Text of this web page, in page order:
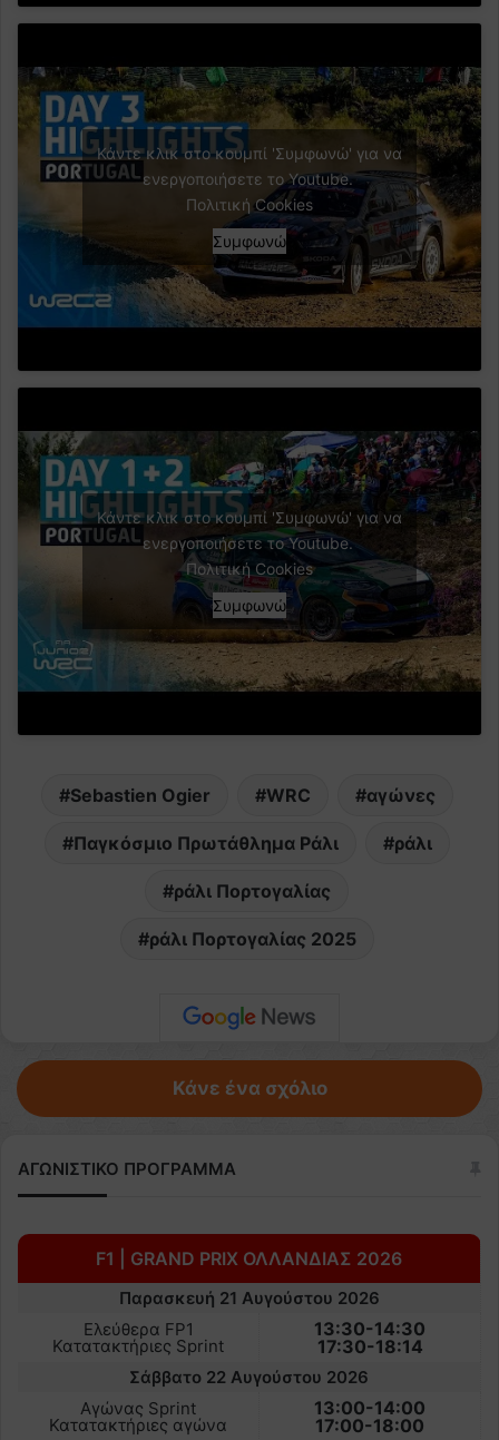
Κάντε κλικ στο κουμπί 'Συμφωνώ' για να
ενεργοποιήσετε το Youtube.
Πολιτική Cookies
Συμφωνώ
Κάντε κλικ στο κουμπί 'Συμφωνώ' για να
ενεργοποιήσετε το Youtube.
Πολιτική Cookies
Συμφωνώ
Sebastien Ogier WRC αγώνες
Παγκόσμιο Πρωτάθλημα Ράλι ράλι
ράλι Πορτογαλίας
ράλι Πορτογαλίας 2025
Κάνε ένα σχόλιο
ΑΓΩΝΙΣΤΙΚΟ ΠΡΟΓΡΑΜΜΑ
F1 | GRAND PRIX ΟΛΛΑΝΔΙΑΣ 2026
Παρασκευή 21 Αυγούστου 2026
Ελεύθερα FP1
Κατατακτήριες Sprint
13:30-14:30
17:30-18:14
Σάββατο 22 Αυγούστου 2026
Αγώνας Sprint
Κατατακτήριες αγώνα
13:00-14:00
17:00-18:00